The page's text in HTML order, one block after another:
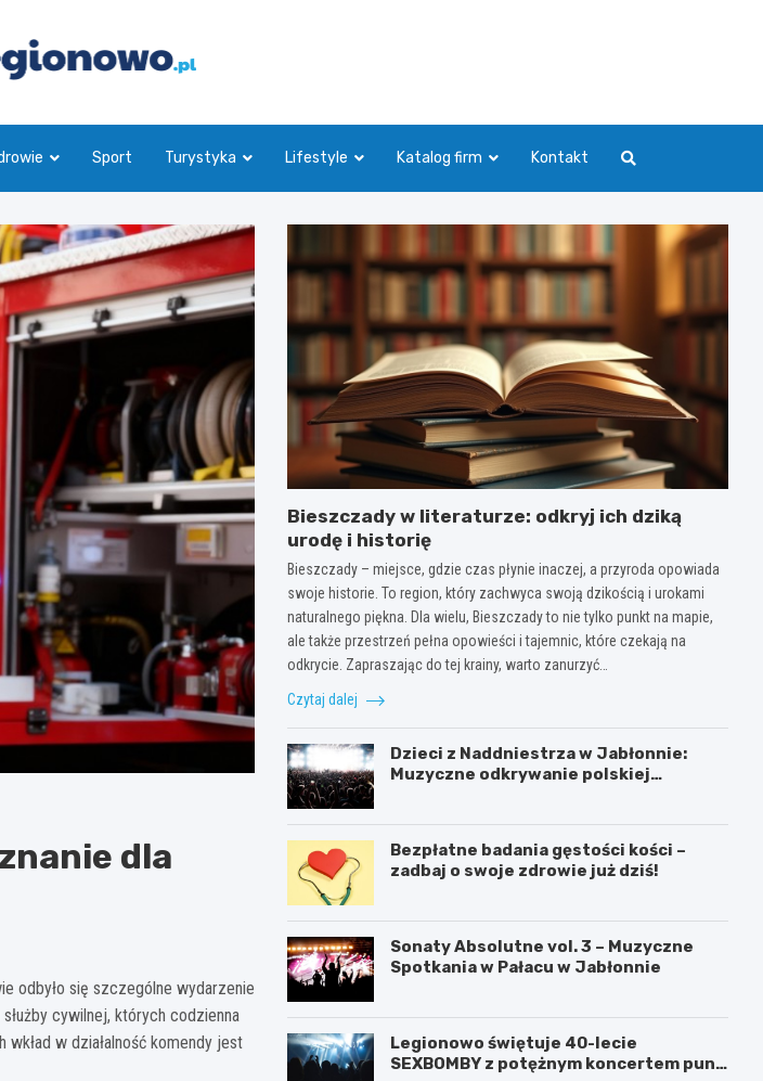
Sport Turystyka Lifestyle Katalog firm Kontakt
dla
odbyło się szczególne wydarzenie
cywilnej, których codzienna
w działalność komendy jest
Bieszczady w literaturze: odkryj ich dziką
urodę i historię
Bieszczady – miejsce, gdzie czas płynie inaczej, a przyroda opowiada
swoje historie. To region, który zachwyca swoją dzikością i urokami
naturalnego piękna. Dla wielu, Bieszczady to nie tylko punkt na mapie,
ale także przestrzeń pełna opowieści i tajemnic, które czekają na
odkrycie. Zapraszając do tej krainy, warto zanurzyć…
Czytaj dalej
Dzieci z Naddniestrza w Jabłonnie:
Muzyczne odkrywanie polskiej
Bezpłatne badania gęstości kości –
zadbaj o swoje zdrowie już dziś!
Sonaty Absolutne vol. 3 – Muzyczne
Spotkania w Pałacu w Jabłonnie
Legionowo świętuje 40-lecie
SEXBOMBY z potężnym koncertem punk